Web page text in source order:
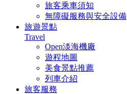
旅客乘車須知
無障礙服務與安全設備
旅遊景點
Travel
Open淡海機廠
遊程地圖
美食景點推薦
列車介紹
旅客服務